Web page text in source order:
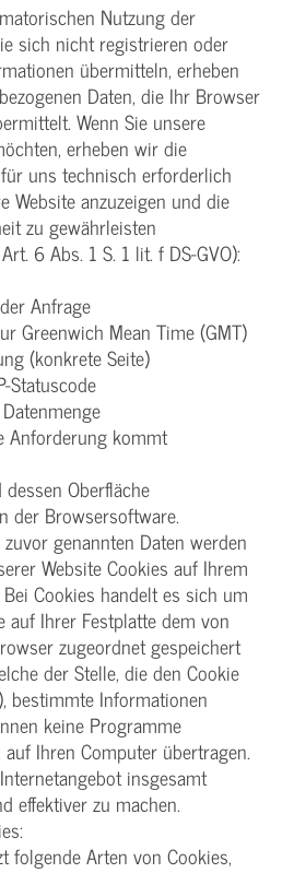
Nutzung der
sich nicht registrieren oder
übermitteln, erheben
Daten, die Ihr Browser
Wenn Sie unsere
erheben wir die
uns technisch erforderlich
Website anzuzeigen und die
zu gewährleisten
6 Abs. 1 S. 1 lit. f DS-GVO):
Anfrage
Greenwich Mean Time (GMT)
(konkrete Seite)
Statuscode
Anforderung kommt
Oberfläche
der Browsersoftware.
genannten Daten werden
Website Cookies auf Ihrem
Cookies handelt es sich um
auf Ihrer Festplatte dem von
zugeordnet gespeichert
der Stelle, die den Cookie
bestimmte Informationen
keine Programme
Ihren Computer übertragen.
insgesamt
effektiver zu machen.
folgende Arten von Cookies,